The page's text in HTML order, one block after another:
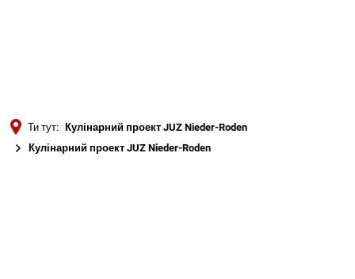
Ти тут:
Кулінарний проект JUZ Nieder-Roden
Кулінарний проект JUZ Nieder-Roden